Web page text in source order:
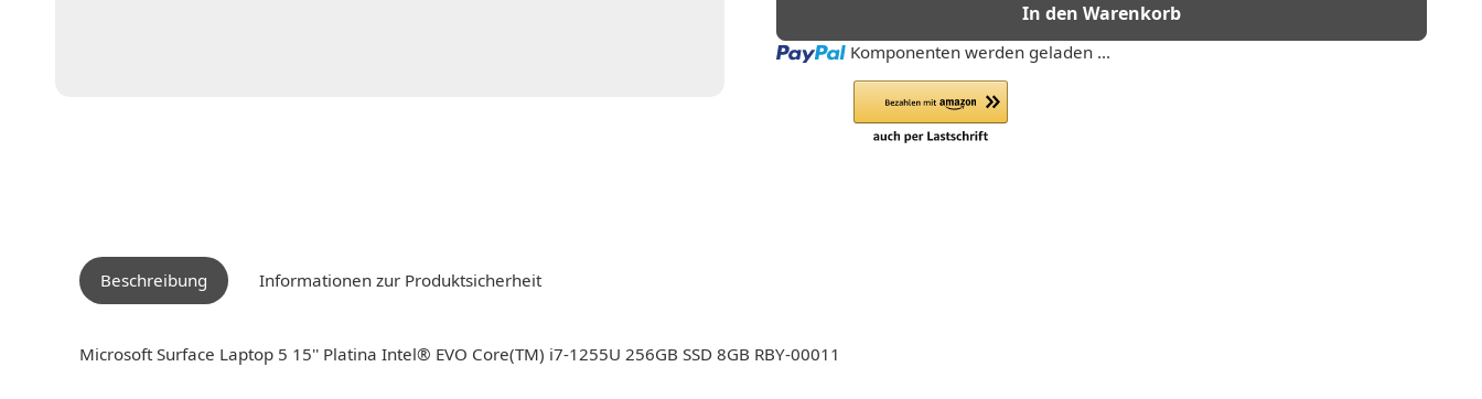
In den Warenkorb
Loading... Komponenten werden geladen ...
Beschreibung Informationen zur Produktsicherheit
Microsoft Surface Laptop 5 15'' Platina Intel® EVO Core(TM) i7-1255U 256GB SSD 8GB RBY-00011